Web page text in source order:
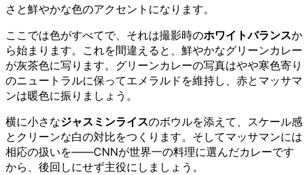
さと鮮やかな色のアクセントになります。
ここでは色がすべてで、それは撮影時のホワイトバランスか
ら始まります。これを間違えると、鮮やかなグリーンカレー
が灰茶色に写ります。グリーンカレーの写真はやや寒色寄り
のニュートラルに保ってエメラルドを維持し、赤とマッサマ
ンは暖色に振りましょう。
横に小さなジャスミンライスのボウルを添えて、スケール感
とクリーンな白の対比をつくります。そしてマッサマンには
相応の扱いを——CNNが世界一の料理に選んだカレーです
から、後回しにせず主役にしましょう。